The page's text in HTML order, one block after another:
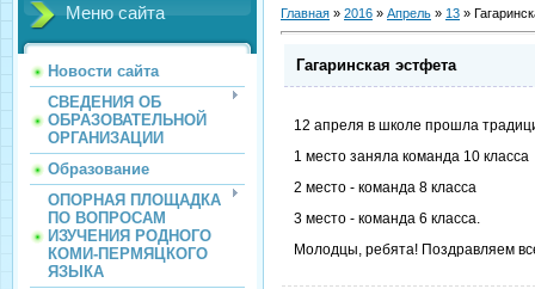
Меню сайта
Новости сайта
СВЕДЕНИЯ ОБ
ОБРАЗОВАТЕЛЬНОЙ
ОРГАНИЗАЦИИ
Образование
ОПОРНАЯ ПЛОЩАДКА
ПО ВОПРОСАМ
ИЗУЧЕНИЯ РОДНОГО
КОМИ-ПЕРМЯЦКОГО
ЯЗЫКА
Главная » 2016 » Апрель » 13 »
Гагаринская эстфета
12 апреля в школе прошла
1 место заняла команда 10 класса
2 место - команда 8 класса
3 место - команда 6 класса.
Молодцы, ребята! Поздравляем